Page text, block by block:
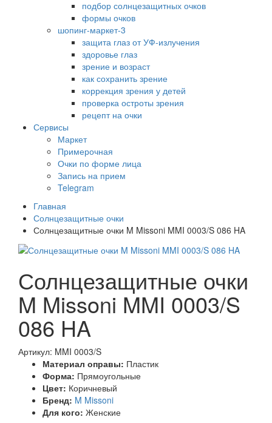
подбор солнцезащитных очков
формы очков
шопинг-маркет-3
защита глаз от УФ-излучения
здоровье глаз
зрение и возраст
как сохранить зрение
коррекция зрения у детей
проверка остроты зрения
рецепт на очки
Сервисы
Маркет
Примерочная
Очки по форме лица
Запись на прием
Telegram
Главная
Солнцезащитные очки
Солнцезащитные очки M Missoni MMI 0003/S 086 HA
Солнцезащитные очки
M Missoni MMI 0003/S
086 HA
Артикул: MMI 0003/S
Материал оправы: Пластик
Форма: Прямоугольные
Цвет: Коричневый
Бренд: M Missoni
Для кого: Женские